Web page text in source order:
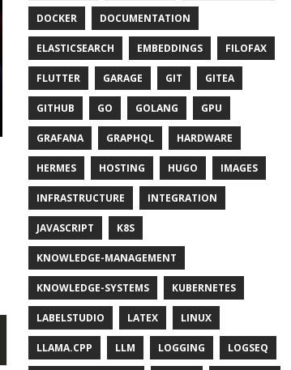
DOCKER DOCUMENTATION
ELASTICSEARCH EMBEDDINGS FILOFAX
FLUTTER GARAGE GIT GITEA
GITHUB GO GOLANG GPU
GRAFANA GRAPHQL HARDWARE
HERMES HOSTING HUGO IMAGES
INFRASTRUCTURE INTEGRATION
JAVASCRIPT K8S
KNOWLEDGE-MANAGEMENT
KNOWLEDGE-SYSTEMS KUBERNETES
LABELSTUDIO LATEX LINUX
LLAMA.CPP LLM LOGGING LOGSEQ